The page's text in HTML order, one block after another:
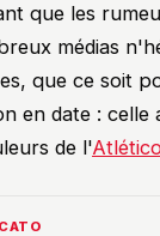
que les
médias
que ce soit
en date :
de l'